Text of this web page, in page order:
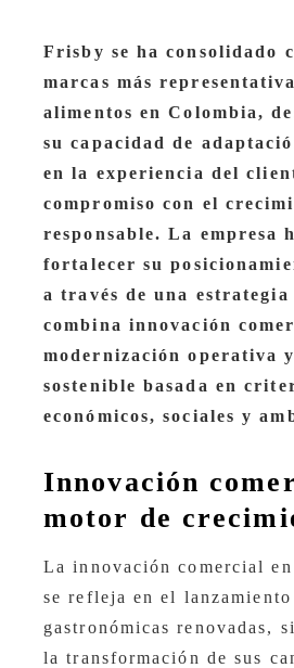
Frisby se ha consolidado
marcas más
alimentos en Colombia,
su capacidad de
en la experiencia del
compromiso con el
responsable. La empresa
fortalecer su
a través de una
combina innovación
modernización operativa
sostenible basada en
económicos, sociales y
Innovación
motor de
La innovación comercial
se refleja en el lanzamiento
gastronómicas renovadas,
la transformación de sus